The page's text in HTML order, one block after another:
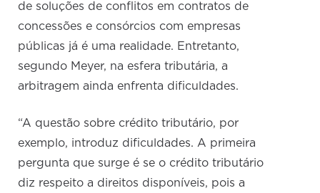
de soluções de conflitos em contratos de
concessões e consórcios com empresas
públicas já é uma realidade. Entretanto,
segundo Meyer, na esfera tributária, a
arbitragem ainda enfrenta dificuldades.
“A questão sobre crédito tributário, por
exemplo, introduz dificuldades. A primeira
pergunta que surge é se o crédito tributário
diz respeito a direitos disponíveis, pois a